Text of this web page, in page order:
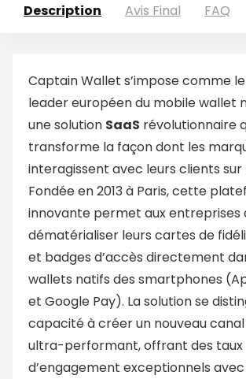
Description Avis Final FAQ
Captain Wallet s’impose comme
leader européen du mobile wallet
une solution SaaS révolutionnaire
transforme la façon dont les
interagissent avec leurs clients sur
Fondée en 2013 à Paris, cette
innovante permet aux entreprises
dématérialiser leurs cartes de
et badges d’accès directement
wallets natifs des smartphones
et Google Pay). La solution se
capacité à créer un nouveau
ultra-performant, offrant des taux
d’engagement exceptionnels